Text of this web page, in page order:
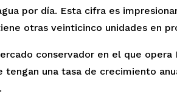
por día. Esta cifra es
otras veinticinco unidades en
conservador en el que opera
tengan una tasa de crecimiento